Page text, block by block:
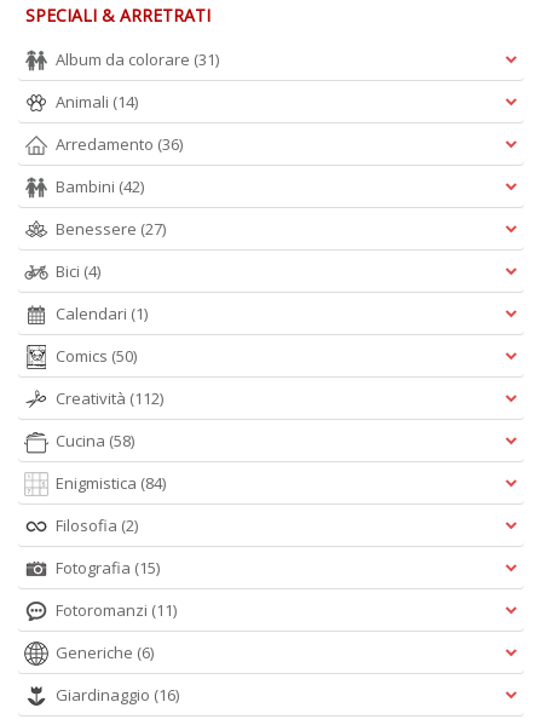
SPECIALI & ARRETRATI
Album da colorare (31)
Animali (14)
Arredamento (36)
Bambini (42)
Benessere (27)
Bici (4)
Calendari (1)
Comics (50)
Creatività (112)
Cucina (58)
Enigmistica (84)
Filosofia (2)
Fotografia (15)
Fotoromanzi (11)
Generiche (6)
Giardinaggio (16)